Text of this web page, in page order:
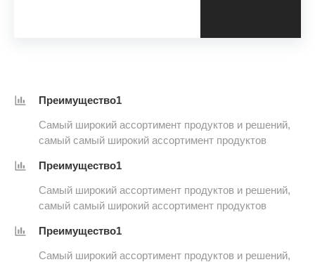
Преимущество1
Самый широкий ассортимент продуктов и решений,
самый самый широкий ассортимент продуктов
Преимущество1
Самый широкий ассортимент продуктов и решений,
самый самый широкий ассортимент продуктов
Преимущество1
Самый широкий ассортимент продуктов и решений,